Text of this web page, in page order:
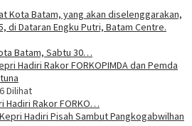
Batam, Sabtu 30…
Dilihat
Hadiri Rakor FORKO…